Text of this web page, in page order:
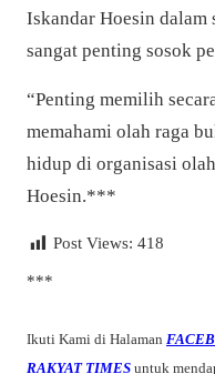
Iskandar Hoesin dalam
sangat penting sosok
“Penting memilih
memahami olah raga
hidup di organisasi
Hoesin.***
Post Views: 418
***
Ikuti Kami di Halaman
RAKYAT TIMES untuk